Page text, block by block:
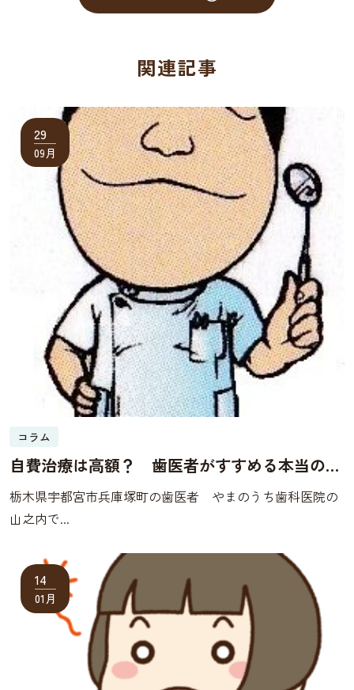
関連記事
29
09月
コラム
自費治療は高額？ 歯医者がすすめる本当の理
由とは
栃木県宇都宮市兵庫塚町の歯医者 やまのうち歯科医院の
山之内で...
14
01月